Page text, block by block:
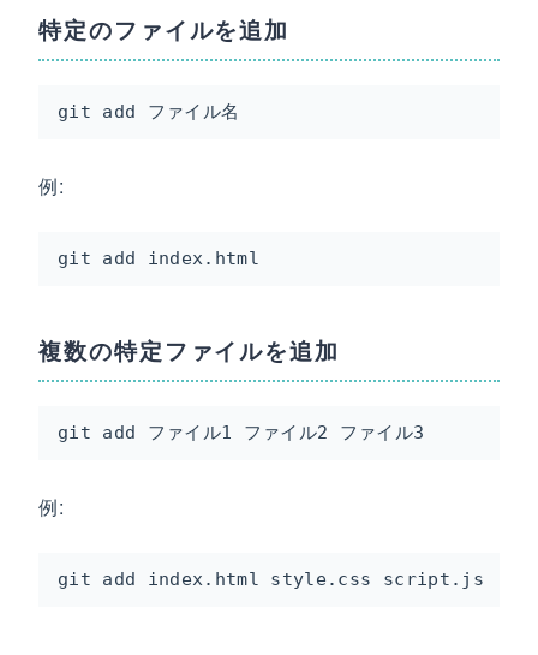
特定のファイルを追加
git add ファイル名
例:
git add index.html
複数の特定ファイルを追加
git add ファイル1 ファイル2 ファイル3
例:
git add index.html style.css script.js